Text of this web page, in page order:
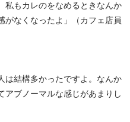
私もカレのをなめるときなんか
がなくなったよ」（カフェ店員
は結構多かったですよ。なんか
アブノーマルな感じがあまりし